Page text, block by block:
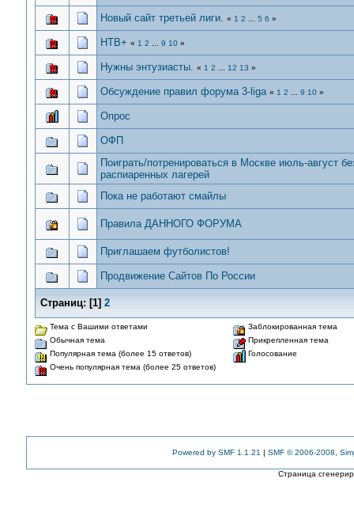
Новый сайт третьей лиги. « 1 2 5 6 »
НТВ+ « 1 2 9 10»
Нужны энтузиасты. « 1 2 12 13 »
Обсуждение правил форума 3-liga « 1 2 9 10»
Опрос
ОФП
Поиграть/потренироваться в Москве июль-август
распиаренных лагерей
Пока не работают смайлы
Правила ДАННОГО ФОРУМА
Приглашаем футболистов!
Продвижение Сайтов По России
Страниц: [1] 2
Тема с Вашими ответами
Обычная тема
Популярная тема (более 15 ответов)
Очень популярная тема (более 25 ответов)
Заблокированная тема
Прикрепленная тема
Голосование
Powered by SMF 1.1.21 | SMF © 2006-2008,
Страница